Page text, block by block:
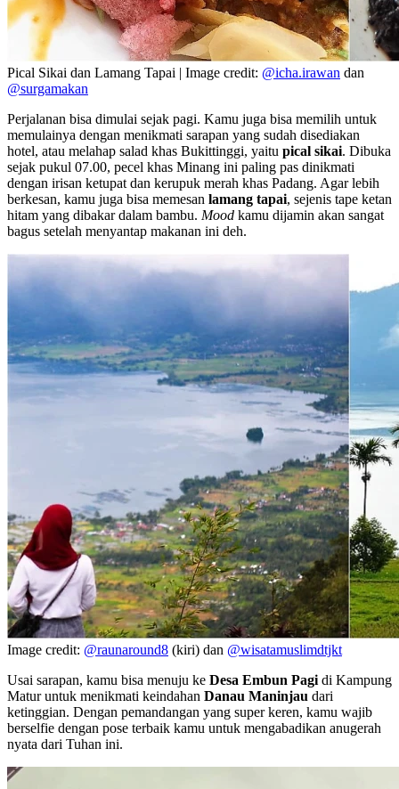
Pical Sikai dan Lamang Tapai | Image credit: @icha.irawan dan
@surgamakan
Perjalanan bisa dimulai sejak pagi. Kamu juga bisa memilih untuk
memulainya dengan menikmati sarapan yang sudah disediakan
hotel, atau melahap salad khas Bukittinggi, yaitu pical sikai. Dibuka
sejak pukul 07.00, pecel khas Minang ini paling pas dinikmati
dengan irisan ketupat dan kerupuk merah khas Padang. Agar lebih
berkesan, kamu juga bisa memesan lamang tapai, sejenis tape ketan
hitam yang dibakar dalam bambu. Mood kamu dijamin akan sangat
bagus setelah menyantap makanan ini deh.
Image credit: @raunaround8 (kiri) dan @wisatamuslimdtjkt
Usai sarapan, kamu bisa menuju ke Desa Embun Pagi di Kampung
Matur untuk menikmati keindahan Danau Maninjau dari
ketinggian. Dengan pemandangan yang super keren, kamu wajib
berselfie dengan pose terbaik kamu untuk mengabadikan anugerah
nyata dari Tuhan ini.